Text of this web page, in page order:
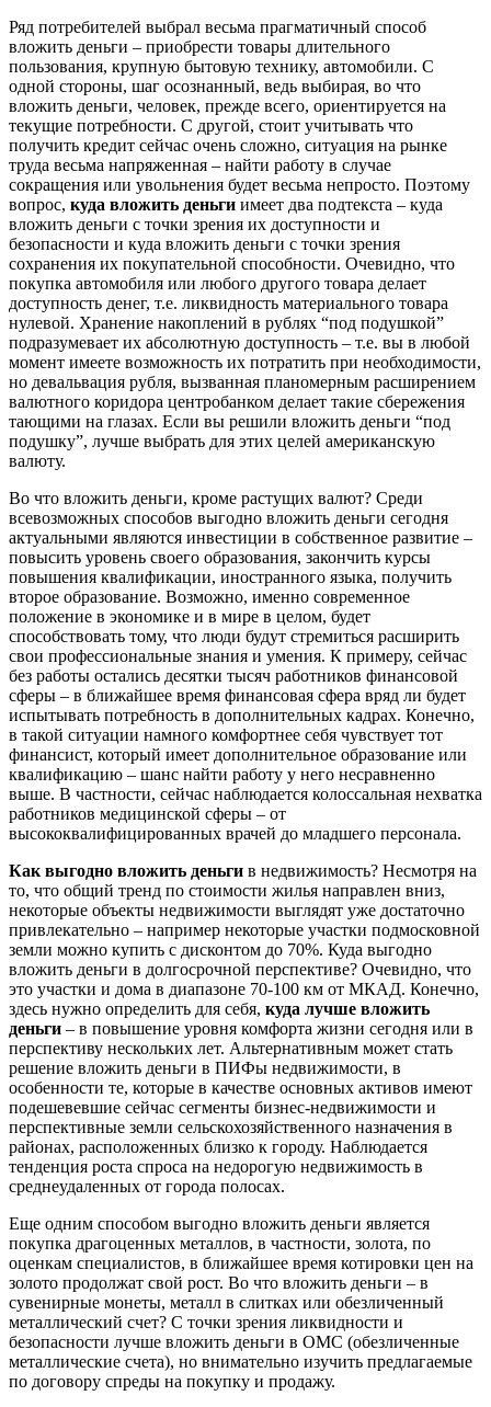
Ряд потребителей выбрал весьма прагматичный способ
вложить деньги – приобрести товары длительного
пользования, крупную бытовую технику, автомобили. С
одной стороны, шаг осознанный, ведь выбирая, во что
вложить деньги, человек, прежде всего, ориентируется на
текущие потребности. С другой, стоит учитывать что
получить кредит сейчас очень сложно, ситуация на рынке
труда весьма напряженная – найти работу в случае
сокращения или увольнения будет весьма непросто. Поэтому
вопрос, куда вложить деньги имеет два подтекста – куда
вложить деньги с точки зрения их доступности и
безопасности и куда вложить деньги с точки зрения
сохранения их покупательной способности. Очевидно, что
покупка автомобиля или любого другого товара делает
доступность денег, т.е. ликвидность материального товара
нулевой. Хранение накоплений в рублях “под подушкой”
подразумевает их абсолютную доступность – т.е. вы в любой
момент имеете возможность их потратить при необходимости,
но девальвация рубля, вызванная планомерным расширением
валютного коридора центробанком делает такие сбережения
тающими на глазах. Если вы решили вложить деньги “под
подушку”, лучше выбрать для этих целей американскую
валюту.
Во что вложить деньги, кроме растущих валют? Среди
всевозможных способов выгодно вложить деньги сегодня
актуальными являются инвестиции в собственное развитие –
повысить уровень своего образования, закончить курсы
повышения квалификации, иностранного языка, получить
второе образование. Возможно, именно современное
положение в экономике и в мире в целом, будет
способствовать тому, что люди будут стремиться расширить
свои профессиональные знания и умения. К примеру, сейчас
без работы остались десятки тысяч работников финансовой
сферы – в ближайшее время финансовая сфера вряд ли будет
испытывать потребность в дополнительных кадрах. Конечно,
в такой ситуации намного комфортнее себя чувствует тот
финансист, который имеет дополнительное образование или
квалификацию – шанс найти работу у него несравненно
выше. В частности, сейчас наблюдается колоссальная нехватка
работников медицинской сферы – от
высококвалифицированных врачей до младшего персонала.
Как выгодно вложить деньги в недвижимость? Несмотря на
то, что общий тренд по стоимости жилья направлен вниз,
некоторые объекты недвижимости выглядят уже достаточно
привлекательно – например некоторые участки подмосковной
земли можно купить с дисконтом до 70%. Куда выгодно
вложить деньги в долгосрочной перспективе? Очевидно, что
это участки и дома в диапазоне 70-100 км от МКАД. Конечно,
здесь нужно определить для себя, куда лучше вложить
деньги – в повышение уровня комфорта жизни сегодня или в
перспективу нескольких лет. Альтернативным может стать
решение вложить деньги в ПИФы недвижимости, в
особенности те, которые в качестве основных активов имеют
подешевевшие сейчас сегменты бизнес-недвижимости и
перспективные земли сельскохозяйственного назначения в
районах, расположенных близко к городу. Наблюдается
тенденция роста спроса на недорогую недвижимость в
среднеудаленных от города полосах.
Еще одним способом выгодно вложить деньги является
покупка драгоценных металлов, в частности, золота, по
оценкам специалистов, в ближайшее время котировки цен на
золото продолжат свой рост. Во что вложить деньги – в
сувенирные монеты, металл в слитках или обезличенный
металлический счет? С точки зрения ликвидности и
безопасности лучше вложить деньги в ОМС (обезличенные
металлические счета), но внимательно изучить предлагаемые
по договору спреды на покупку и продажу.